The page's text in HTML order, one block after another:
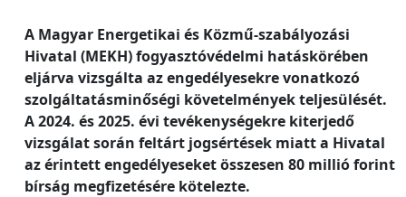
A Magyar Energetikai és Közmű-szabályozási
Hivatal (MEKH) fogyasztóvédelmi hatáskörében
eljárva vizsgálta az engedélyesekre vonatkozó
szolgáltatásminőségi követelmények teljesülését.
A 2024. és 2025. évi tevékenységekre kiterjedő
vizsgálat során feltárt jogsértések miatt a Hivatal
az érintett engedélyeseket összesen 80 millió forint
bírság megfizetésére kötelezte.